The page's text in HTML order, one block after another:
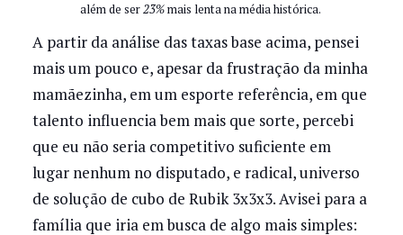
além de ser23%mais lenta na média histórica.
A partir da análise das taxas base acima, pensei
mais um pouco e, apesar da frustração da minha
mamãezinha, em um esporte referência, em que
talento influencia bem mais que sorte, percebi
que eu não seria competitivo suficiente em
lugar nenhum no disputado, e radical, universo
de solução de cubo de Rubik 3x3x3. Avisei para a
família que iria em busca de algo mais simples: